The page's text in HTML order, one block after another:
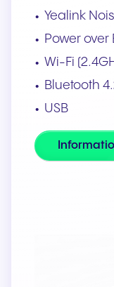
Yealink
Power over
Wi-Fi
Bluetooth
USB